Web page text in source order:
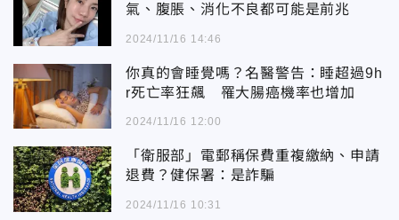
氣、腹脹、消化不良都可能是前兆
2024/11/16 14:46
你真的會睡覺嗎？名醫警告：睡超過9h
r死亡率狂飆 罹大腸癌機率也增加
2024/11/16 12:00
「衛服部」電郵稱保費重複繳納、申請
退費？健保署：是詐騙
2024/11/16 10:31